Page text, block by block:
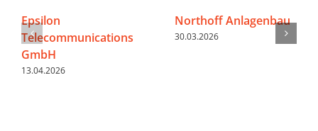
Epsilon
Telecommunications
GmbH
13.04.2026
Northoff Anlagenbau
30.03.2026